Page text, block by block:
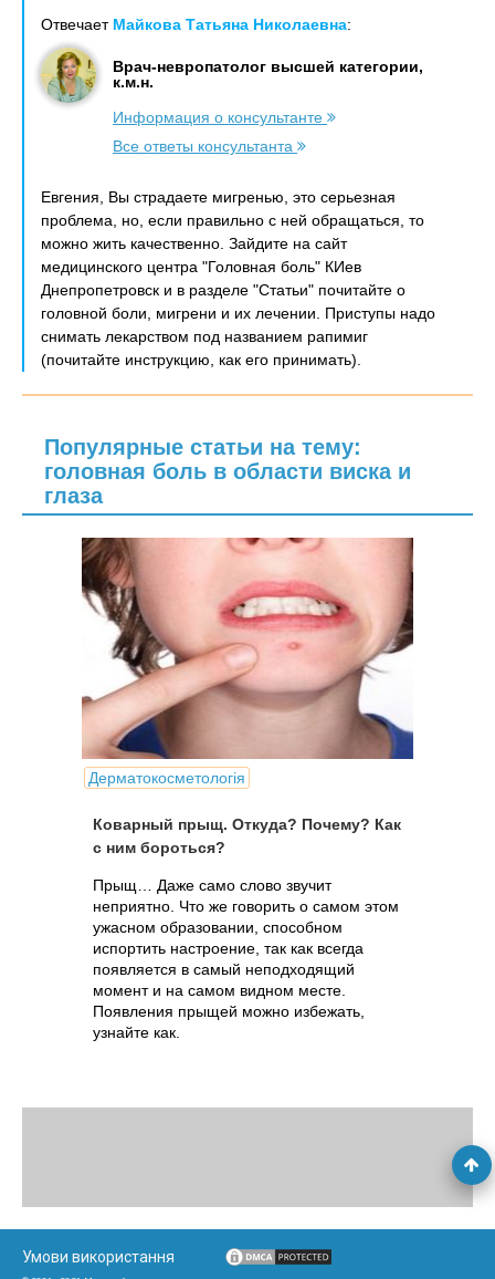
Отвечает Майкова Татьяна Николаевна:
Врач-невропатолог высшей категории,
к.м.н.
Информация о консультанте
Все ответы консультанта
Евгения, Вы страдаете мигренью, это серьезная
проблема, но, если правильно с ней обращаться, то
можно жить качественно. Зайдите на сайт
медицинского центра "Головная боль" КИев
Днепропетровск и в разделе "Статьи" почитайте о
головной боли, мигрени и их лечении. Приступы надо
снимать лекарством под названием рапимиг
(почитайте инструкцию, как его принимать).
Популярные статьи на тему:
головная боль в области виска и
глаза
Дерматокосметологія
Коварный прыщ. Откуда? Почему? Как
с ним бороться?
Прыщ… Даже само слово звучит
неприятно. Что же говорить о самом этом
ужасном образовании, способном
испортить настроение, так как всегда
появляется в самый неподходящий
момент и на самом видном месте.
Появления прыщей можно избежать,
узнайте как.
Умови використання